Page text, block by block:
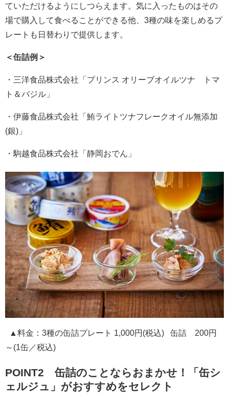
ていただけるようにしつらえます。気に入ったものはその
場で購入して食べることができる他、3種の味を楽しめるプ
レートも日替わりで提供します。
＜缶詰例＞
・三洋食品株式会社「プリンス オリーブオイルツナ トマ
ト＆バジル」
・伊藤食品株式会社「鮪ライトツナフレークオイル無添加
(銀)」
・駒越食品株式会社「静岡おでん」
▲料金：3種の缶詰プレート 1,000円(税込) 缶詰 200円
～(1缶／税込)
POINT2 缶詰のことならおまかせ！「缶シ
ェルジュ」がおすすめをセレクト